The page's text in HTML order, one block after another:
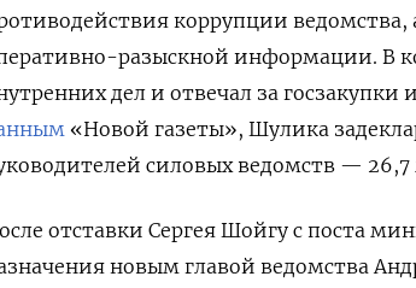
коррупции
разыскной информации. В
дел и отвечал за
«Новой газеты», Шулика
силовых ведомств — 26,7
отставки Сергея Шойгу с поста
новым главой ведомства